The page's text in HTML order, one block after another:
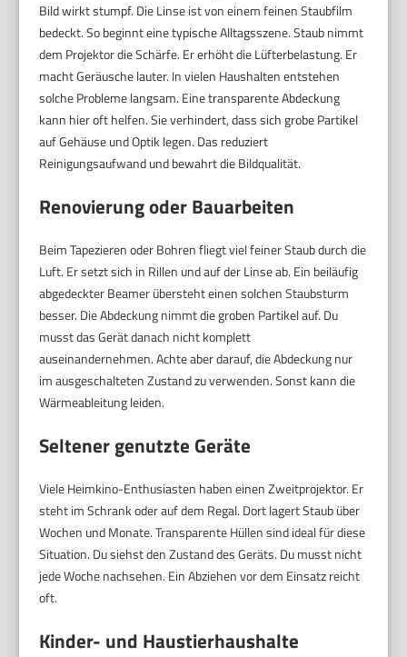
Bild wirkt stumpf. Die Linse ist von einem feinen Staubfilm
bedeckt. So beginnt eine typische Alltagsszene. Staub nimmt
dem Projektor die Schärfe. Er erhöht die Lüfterbelastung. Er
macht Geräusche lauter. In vielen Haushalten entstehen
solche Probleme langsam. Eine transparente Abdeckung
kann hier oft helfen. Sie verhindert, dass sich grobe Partikel
auf Gehäuse und Optik legen. Das reduziert
Reinigungsaufwand und bewahrt die Bildqualität.
Renovierung oder Bauarbeiten
Beim Tapezieren oder Bohren fliegt viel feiner Staub durch die
Luft. Er setzt sich in Rillen und auf der Linse ab. Ein beiläufig
abgedeckter Beamer übersteht einen solchen Staubsturm
besser. Die Abdeckung nimmt die groben Partikel auf. Du
musst das Gerät danach nicht komplett
auseinandernehmen. Achte aber darauf, die Abdeckung nur
im ausgeschalteten Zustand zu verwenden. Sonst kann die
Wärmeableitung leiden.
Seltener genutzte Geräte
Viele Heimkino-Enthusiasten haben einen Zweitprojektor. Er
steht im Schrank oder auf dem Regal. Dort lagert Staub über
Wochen und Monate. Transparente Hüllen sind ideal für diese
Situation. Du siehst den Zustand des Geräts. Du musst nicht
jede Woche nachsehen. Ein Abziehen vor dem Einsatz reicht
oft.
Kinder- und Haustierhaushalte